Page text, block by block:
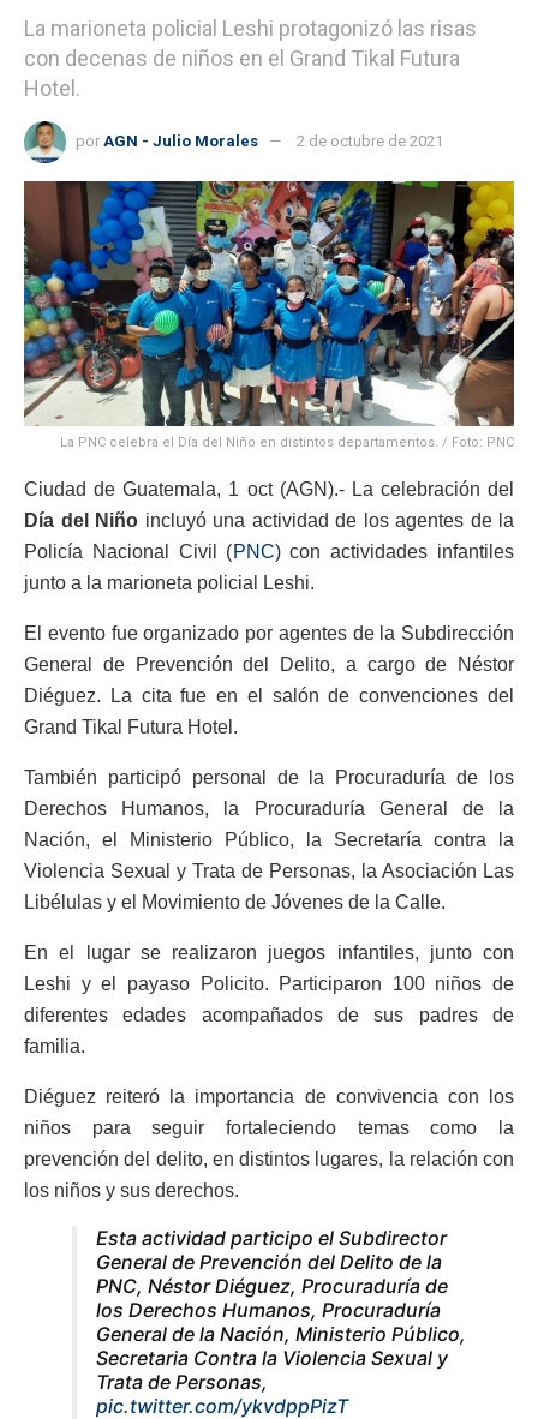
La marioneta policial Leshi protagonizó las risas
con decenas de niños en el Grand Tikal Futura
Hotel.
por AGN - Julio Morales 2 de octubre de 2021
La PNC celebra el Día del Niño en distintos departamentos. / Foto: PNC
Ciudad de Guatemala, 1 oct (AGN).- La celebración del
Día del Niño incluyó una actividad de los agentes de la
Policía Nacional Civil (PNC) con actividades infantiles
junto a la marioneta policial Leshi.
El evento fue organizado por agentes de la Subdirección
General de Prevención del Delito, a cargo de Néstor
Diéguez. La cita fue en el salón de convenciones del
Grand Tikal Futura Hotel.
También participó personal de la Procuraduría de los
Derechos Humanos, la Procuraduría General de la
Nación, el Ministerio Público, la Secretaría contra la
Violencia Sexual y Trata de Personas, la Asociación Las
Libélulas y el Movimiento de Jóvenes de la Calle.
En el lugar se realizaron juegos infantiles, junto con
Leshi y el payaso Policito. Participaron 100 niños de
diferentes edades acompañados de sus padres de
familia.
Diéguez reiteró la importancia de convivencia con los
niños para seguir fortaleciendo temas como la
prevención del delito, en distintos lugares, la relación con
los niños y sus derechos.
Esta actividad participo el Subdirector
General de Prevención del Delito de la
PNC, Néstor Diéguez, Procuraduría de
los Derechos Humanos, Procuraduría
General de la Nación, Ministerio Público,
Secretaria Contra la Violencia Sexual y
Trata de Personas,
pic.twitter.com/ykvdppPizT